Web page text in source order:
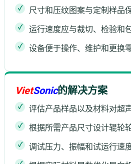
尺寸和压纹图案与定制样品
运行速度应与裁切、检验和
设备便于操作、维护和更换
VietSonic的解决方案
评估产品样品以及材料对超
根据所需产品尺寸设计辊轮轮
调试压力、振幅和试运行速度